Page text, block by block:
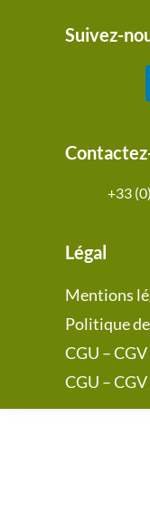
Suivez-
+33
Légal
Mentions
Politique
CGU –
CGU –